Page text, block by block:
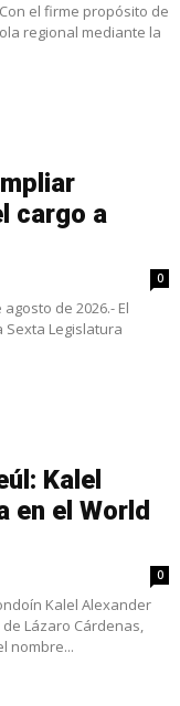
el firme propósito de
regional mediante la
cargo a
0
de 2026.- El
Sexta Legislatura
Kalel
en el World
0
Kalel Alexander
Lázaro Cárdenas,
nombre...